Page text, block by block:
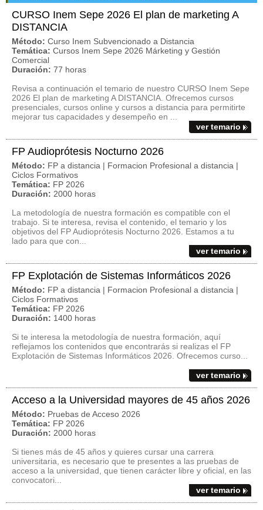
CURSO Inem Sepe 2026 El plan de marketing A
DISTANCIA
Método: Curso Inem Subvencionado a Distancia
Temática: Cursos Inem Sepe 2026 Márketing y Gestión
Comercial
Duración: 77 horas
Revisa a continuación el temario de nuestro CURSO Inem Sepe
2026 El plan de marketing A DISTANCIA. Ofrecemos cursos
presenciales, cursos online y cursos a distancia para permitirte
mejorar tus capacidades y desempeño en ...
ver temario
FP Audioprótesis Nocturno 2026
Método: FP a distancia | Formacion Profesional a distancia |
Ciclos Formativos
Temática: FP 2026
Duración: 2000 horas
La metodología de nuestra formación es compatible con el
trabajo. Si te interesa, revisa el contenido, el temario y los
objetivos del FP Audioprótesis Nocturno 2026. Estamos a tu
lado para que con...
ver temario
FP Explotación de Sistemas Informáticos 2026
Método: FP a distancia | Formacion Profesional a distancia |
Ciclos Formativos
Temática: FP 2026
Duración: 1400 horas
Si te interesa la metodología de nuestra formación, aquí
reflejamos los contenidos que encontrarás si realizas el FP
Explotación de Sistemas Informáticos 2026. Ofrecemos curso...
ver temario
Acceso a la Universidad mayores de 45 años 2026
Método: Pruebas de Acceso 2026
Temática: FP 2026
Duración: 2000 horas
Si tienes más de 45 años y quieres cursar una carrera
universitaria, es necesario que te presentes a las pruebas de
acceso a la universidad, que tienen carácter libre y oficial, en las
convocatori...
ver temario